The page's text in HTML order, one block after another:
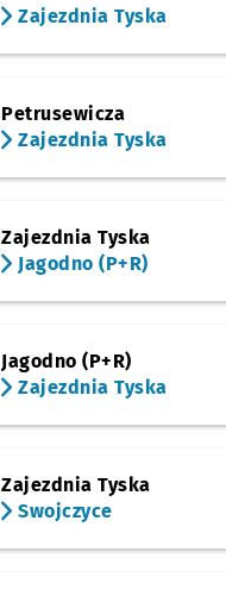
Zajezdnia Tyska
Petrusewicza
Zajezdnia Tyska
Zajezdnia Tyska
Jagodno (P+R)
Jagodno (P+R)
Zajezdnia Tyska
Zajezdnia Tyska
Swojczyce